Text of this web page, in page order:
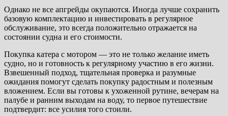
Однако не все апгрейды окупаются. Иногда лучше сохранить
базовую комплектацию и инвестировать в регулярное
обслуживание, это всегда положительно отражается на
состоянии судна и его стоимости.
Покупка катера с мотором — это не только желание иметь
судно, но и готовность к регулярному участию в его жизни.
Взвешенный подход, тщательная проверка и разумные
ожидания помогут сделать покупку радостным и полезным
вложением. Если вы готовы к ухоженной рутине, вечерам на
палубе и ранним выходам на воду, то первое путешествие
подтвердит: все усилия того стоили.